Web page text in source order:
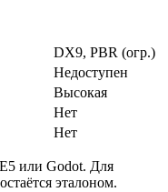
DX9, PBR (огр.)
Недоступен
Высокая
Нет
Нет
или Godot. Для
эталоном.